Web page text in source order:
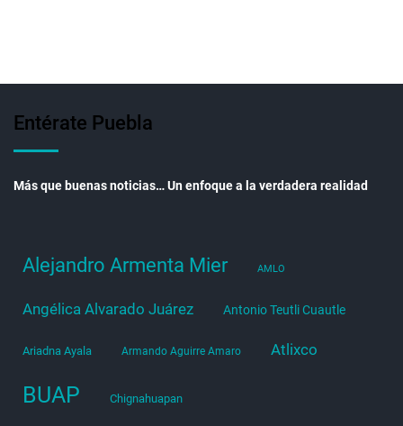
Entérate Puebla
Más que buenas noticias… Un enfoque a la verdadera realidad
Alejandro Armenta Mier AMLO
Angélica Alvarado Juárez Antonio Teutli Cuautle
Ariadna Ayala Armando Aguirre Amaro Atlixco
BUAP Chignahuapan